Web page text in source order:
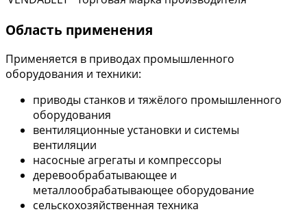
Область применения
Применяется в приводах промышленного
оборудования и техники:
приводы станков и тяжёлого промышленного
оборудования
вентиляционные установки и системы
вентиляции
насосные агрегаты и компрессоры
деревообрабатывающее и
металлообрабатывающее оборудование
сельскохозяйственная техника